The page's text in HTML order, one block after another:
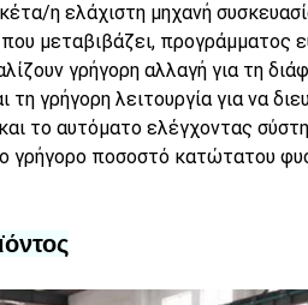
η ελάχιστη μηχανή
μεταβιβάζει, προγράμματος
γρήγορη αλλαγή για τη
γρήγορη λειτουργία για να
το αυτόματο ελέγχοντας
γρήγορο ποσοστό κατώτατου